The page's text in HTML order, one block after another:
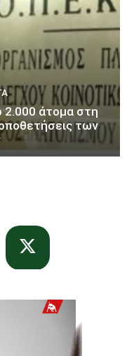
2.000 άτομα στη
των